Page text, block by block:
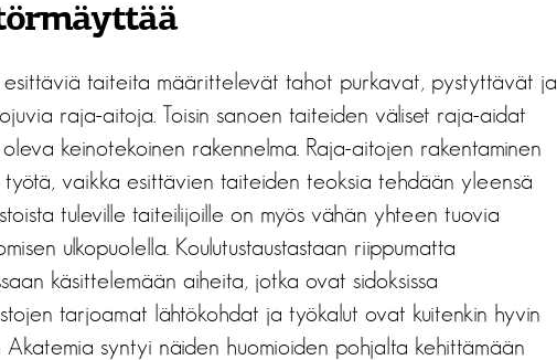
esittäviä taiteita määrittelevät tahot purkavat, pystyttävät ja
raja-aitoja. Toisin sanoen taiteiden väliset raja-aidat
keinotekoinen rakennelma. Raja-aitojen rakentaminen
vaikka esittävien taiteiden teoksia tehdään yleensä
tuleville taiteilijoille on myös vähän yhteen tuovia
ulkopuolella. Koulutustaustastaan riippumatta
käsittelemään aiheita, jotka ovat sidoksissa
tarjoamat lähtökohdat ja työkalut ovat kuitenkin hyvin
syntyi näiden huomioiden pohjalta kehittämään